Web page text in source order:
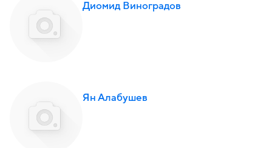
Диомид Виноградов
Ян Алабушев